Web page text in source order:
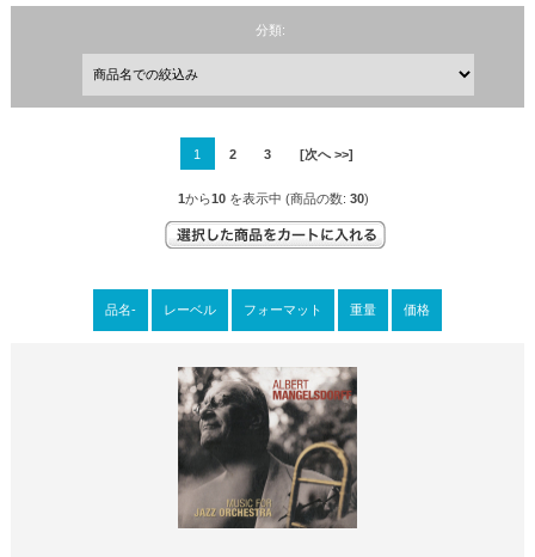
分類:
1 2 3 [次へ >>]
1から10 を表示中 (商品の数: 30)
品名- レーベル フォーマット 重量 価格